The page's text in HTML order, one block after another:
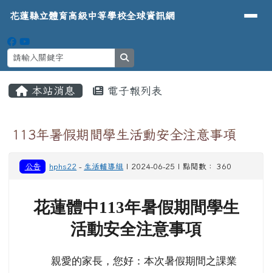
花蓮縣立體育高級中等學校全球資
導覽列
花蓮縣立體育高級中等學校全球資訊網
本站消息 電子報列表
113年暑假期間學生活動安全注意事項
公告 hphs22 - 生活輔導組 | 2024-06-25 | 點閱數： 360
花蓮體中113年暑假期間學生
活動安全注意事項
親愛的家長，您好：本次暑假期間之課業